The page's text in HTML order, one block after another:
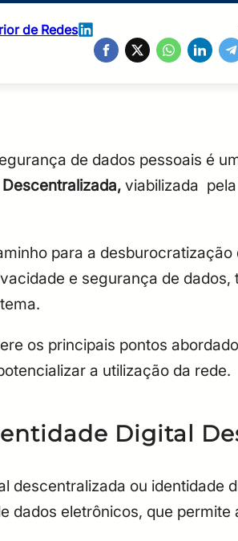
de Redes
de dados pessoais é
viabilizada
para a
e segurança de
os principais pontos
a utilização da rede.
Digital
descentralizada ou identidade
dados eletrônicos, que